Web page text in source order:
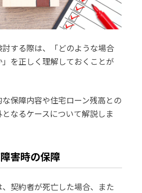
する際は、「どのような場合
を正しく理解しておくことが
保障内容や住宅ローン残高との
なるケースについて解説しま
害時の保障
契約者が死亡した場合、また